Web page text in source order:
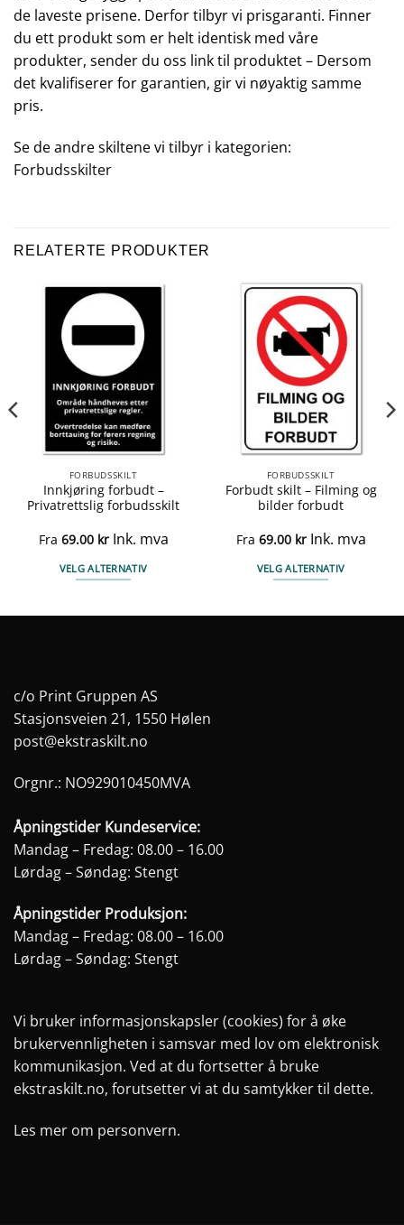
de laveste prisene. Derfor tilbyr vi prisgaranti. Finner
du ett produkt som er helt identisk med våre
produkter, sender du oss link til produktet – Dersom
det kvalifiserer for garantien, gir vi nøyaktig samme
pris.
Se de andre skiltene vi tilbyr i kategorien:
Forbudsskilter
RELATERTE PRODUKTER
FORBUDSSKILT
Innkjøring forbudt –
Privatrettslig forbudsskilt
Fra 69.00 kr Ink. mva
VELG ALTERNATIV
kan
velges
på
FORBUDSSKILT
Forbudt skilt – Filming og
bilder forbudt
Fra 69.00 kr Ink. mva
VELG ALTERNATIV
c/o Print Gruppen AS
Stasjonsveien 21, 1550 Hølen
post@ekstraskilt.no
Orgnr.: NO929010450MVA
Åpningstider Kundeservice:
Mandag – Fredag: 08.00 – 16.00
Lørdag – Søndag: Stengt
Åpningstider Produksjon:
Mandag – Fredag: 08.00 – 16.00
Lørdag – Søndag: Stengt
Vi bruker informasjonskapsler (cookies) for å øke
brukervennligheten i samsvar med lov om elektronisk
kommunikasjon. Ved at du fortsetter å bruke
ekstraskilt.no, forutsetter vi at du samtykker til dette.
Les mer om personvern.